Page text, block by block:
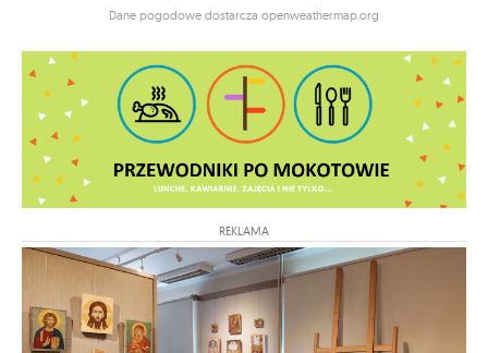
Dane pogodowe dostarcza openweathermap.org
REKLAMA